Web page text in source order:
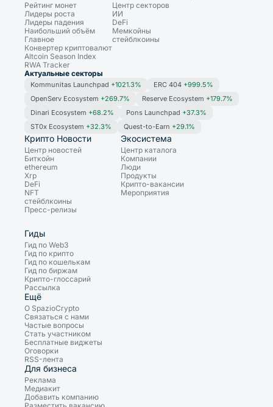
Рейтинг монет
Лидеры роста
Лидеры падения
Наибольший объём
Главное
Конвертер криптовалют
Altcoin Season Index
RWA Tracker
Центр секторов
ИИ
DeFi
Мемкойны
стейблкоины
Актуальные секторы
Kommunitas Launchpad +1021.3% ERC 404 +999.5%
OpenServ Ecosystem +269.7% Reserve Ecosystem +179.7%
Dinari Ecosystem +68.2% Pons Launchpad +37.3%
ST0x Ecosystem +32.3% Quest-to-Earn +29.1%
Крипто Новости
Центр новостей
Биткойн
ethereum
Xrp
DeFi
NFT
стейблкоины
Пресс-релизы
Экосистема
Центр каталога
Компании
Люди
Продукты
Крипто-вакансии
Мероприятия
Гиды
Гид по Web3
Гид по крипто
Гид по кошелькам
Гид по биржам
Крипто-глоссарий
Рассылка
Ещё
О SpazioCrypto
Связаться с нами
Частые вопросы
Стать участником
Бесплатные виджеты
Оговорки
RSS-лента
Для бизнеса
Реклама
Медиакит
Добавить компанию